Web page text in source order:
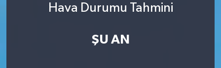
Hava Durumu Tahmini
ŞU AN